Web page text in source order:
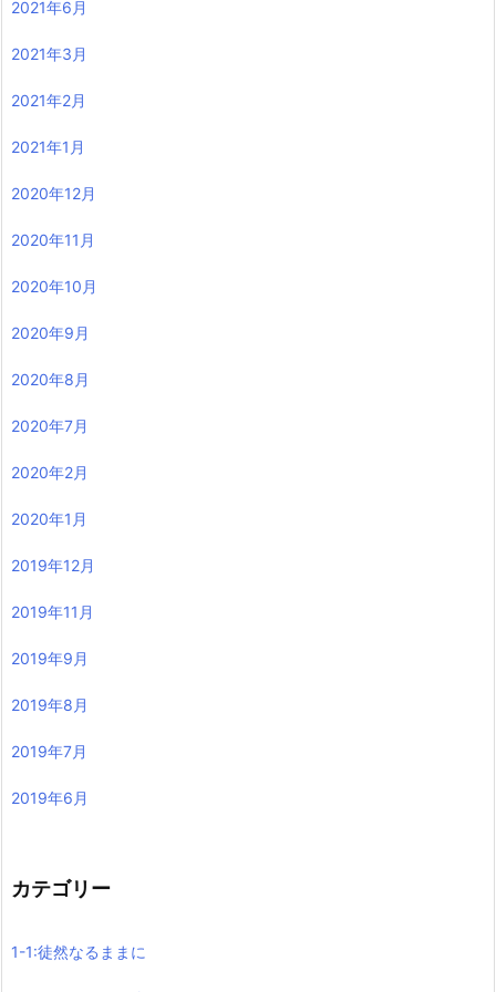
2021年6月
2021年3月
2021年2月
2021年1月
2020年12月
2020年11月
2020年10月
2020年9月
2020年8月
2020年7月
2020年2月
2020年1月
2019年12月
2019年11月
2019年9月
2019年8月
2019年7月
2019年6月
カテゴリー
1-1:徒然なるままに